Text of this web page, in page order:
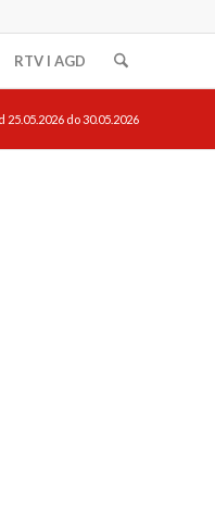
RTV I AGD
do 30.05.2026